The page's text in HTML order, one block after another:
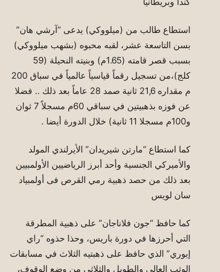
استطاع طالب من (ميلووكي) يدعى “آرشي هان”
بسن التاسعة عشر، لقبه محبوه (بشهب ميلووكي)
بسبب قصر قامته (1.65م) وبنيته النحيلة (59
كلج)،من تسجيل رقماً قياسياً عالمياً في سباق 200
م مقداره 21,6 ثانية صمد 28 عاماً بعد ذلك .. فضلا
عن فوزه بذهبيتين في سباقي 60م مسجلاً 7 ثوان
و100م مسجلا 11 ثانية) خلال الدورة أيضا .
كما استطاع “مارتن شيريدان” الأيرلندي المولد
والأميركي الجنسية وأحد أبرز الرياضيين الأولمبيين
بعد ذلك من حصد ذهبية رمي القرص فى أولمبياد
سان لويس
كما حافظ “جون فلاناجان” على ذهبية المطرقة
التي أحرزها في دورة باريس، وحذا حذوه “راي
إيوري” الذي حافظ على ذهبتيه الثلاث في مسابقات
الوثب العالي والطويل والثلاثي من وضع الوقوف،